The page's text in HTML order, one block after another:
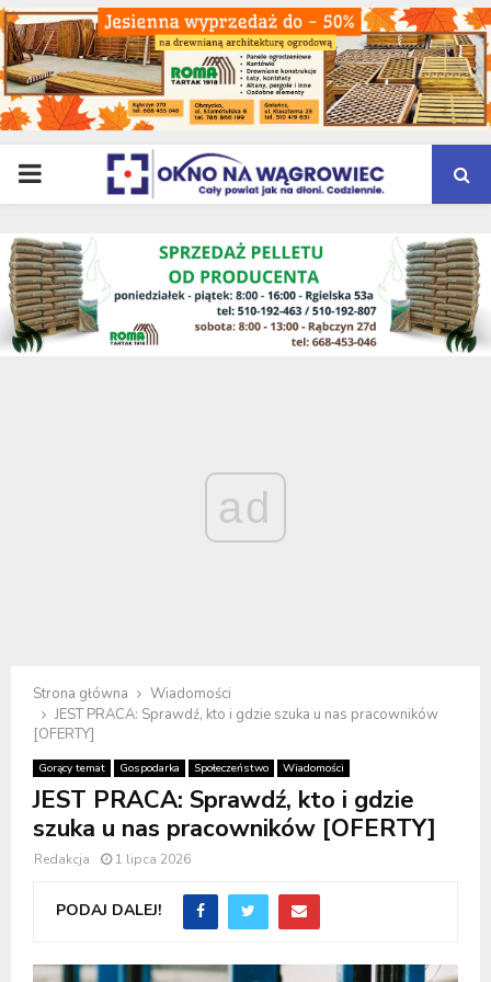
PRIMARY
MENU
ad
Strona główna
Wiadomości
JEST PRACA: Sprawdź, kto i gdzie szuka u nas pracowników
[OFERTY]
Gorący temat Gospodarka Społeczeństwo Wiadomości
JEST PRACA: Sprawdź, kto i gdzie
szuka u nas pracowników [OFERTY]
Redakcja 1 lipca 2026
PODAJ DALEJ!